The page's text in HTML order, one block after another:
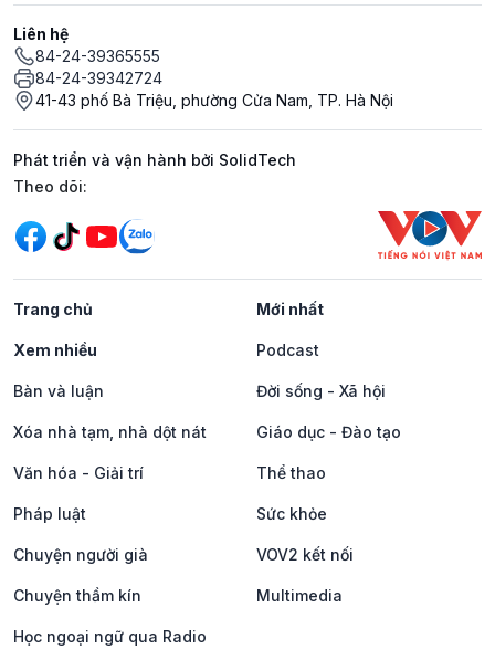
Liên hệ
84-24-39365555
84-24-39342724
41-43 phố Bà Triệu, phường Cửa Nam, TP. Hà Nội
Phát triển và vận hành bởi SolidTech
Mạng xã hội
Theo dõi:
Trang chủ Mới nhất
Xem nhiều Podcast
Bàn và luận Đời sống - Xã hội
Xóa nhà tạm, nhà dột nát Giáo dục - Đào tạo
Văn hóa - Giải trí Thể thao
Pháp luật Sức khỏe
Chuyện người già VOV2 kết nối
Chuyện thầm kín Multimedia
Học ngoại ngữ qua Radio